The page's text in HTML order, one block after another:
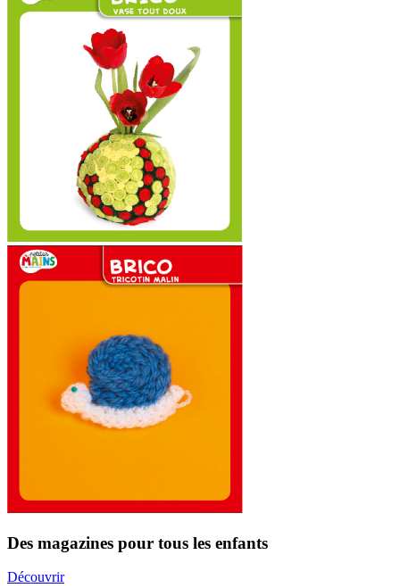
Des magazines pour tous les enfants
Découvrir